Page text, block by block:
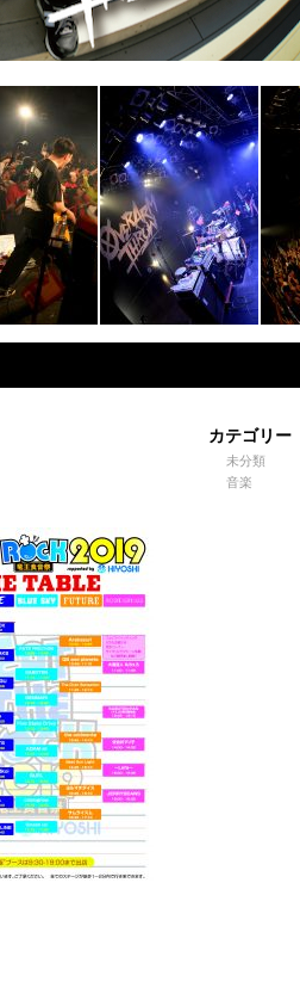
カテゴリー
未分類
音楽